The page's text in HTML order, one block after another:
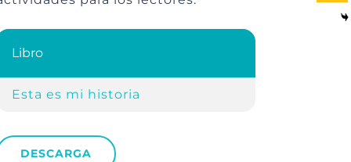
Libro
Esta es mi historia
DESCARGA